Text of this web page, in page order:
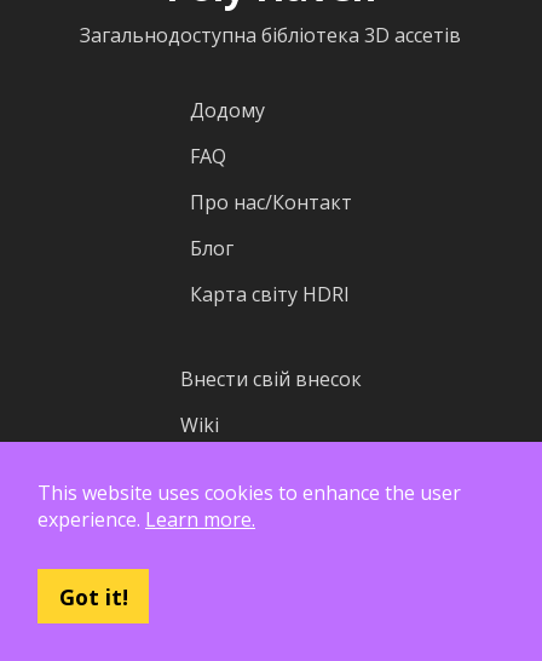
Загальнодоступна бібліотека 3D ассетів
Додому
FAQ
Про нас/Контакт
Блог
Карта світу HDRI
Внести свій внесок
Wiki
Статистика
This website uses cookies to enhance the user
experience. Learn more.
Got it!